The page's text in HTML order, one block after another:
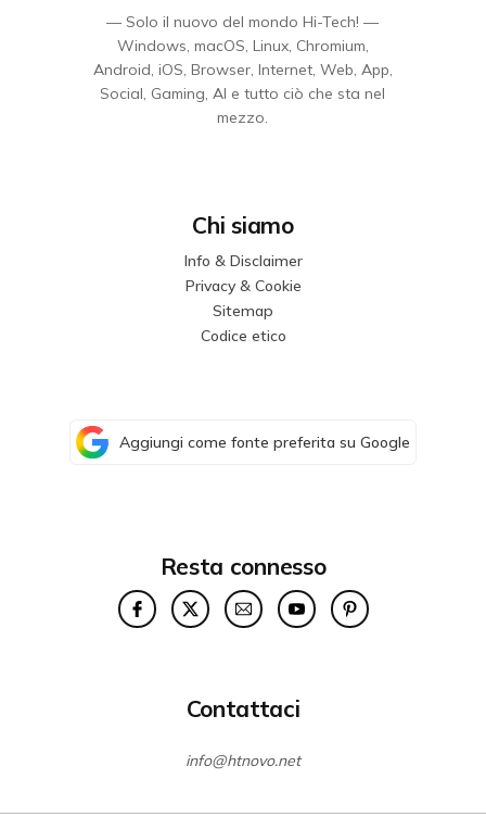
— Solo il nuovo del mondo Hi-Tech! —
Windows, macOS, Linux, Chromium,
Android, iOS, Browser, Internet, Web, App,
Social, Gaming, AI e tutto ciò che sta nel
mezzo.
Chi siamo
Info & Disclaimer
Privacy & Cookie
Sitemap
Codice etico
Aggiungi come fonte preferita su Google
Resta connesso
Contattaci
info@htnovo.net